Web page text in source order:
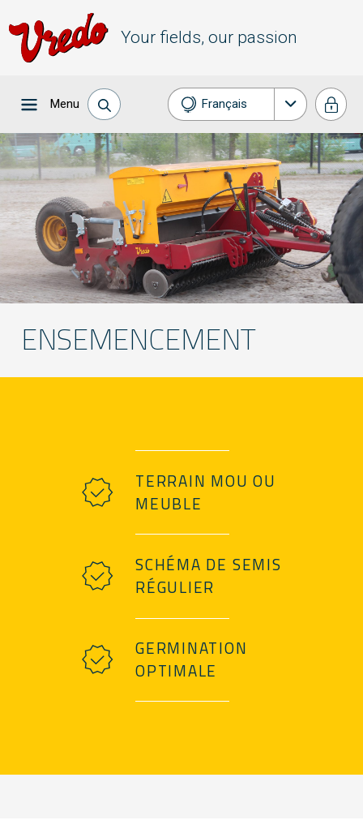
Your fields, our passion
Menu Français
Nederlands
English
Deutsch
ENSEMENCEMENT
TERRAIN MOU OU
MEUBLE
SCHÉMA DE SEMIS
RÉGULIER
GERMINATION
OPTIMALE